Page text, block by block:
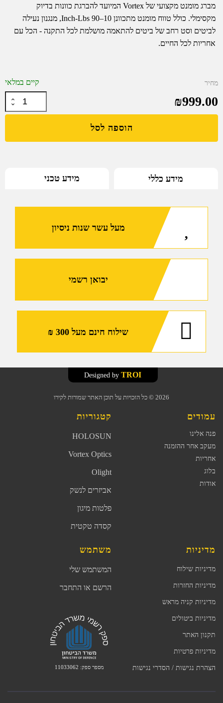
מברג מומנט מקצועי של Vortex המיועד להברגת כוונות בדיוק
מקסימלי. כולל טווח מומנט מתכוונן 10–90 Inch-Lbs, מנגנון נעילה
לביטים וסט רחב של ביטים להתאמה מושלמת לכל התקנה - הכל עם
אחריות לכל החיים.
מחיר
₪999.00
קיים במלאי
של
(טורק)
ביטים
הוספה לסל
מידע כללי מידע טכני
מעל עשר שנות ניסיון
יבואן רשמי
שילוח חינם מעל 300 ₪
2026 © כל הזכויות על תוכן האתר שמורות לקירו
TROI
עמודים
פנה אלינו
מעקב אחר ההזמנה
אחריות
בלוג
אודות
קטגוריות
HOLOSUN
Vortex Optics
Olight
אביזרים לנשק
פלטות מיגון
קסדה טקטית
מדיניות
מדיניות שילוח
מדיניות החזרות
מדיניות קניה מראש
מדיניות ביטולים
תקנון האתר
מדיניות פרטיות
הצהרת נגישות / הסדרי נגישות
משתמש
המשתמש שלי
הרשם או התחבר
מספר ספק: 11033062